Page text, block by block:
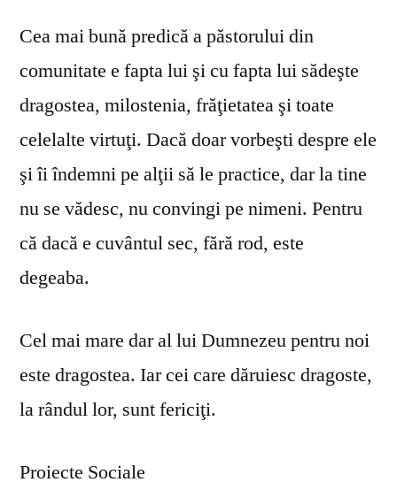
Cea mai bună predică a păstorului din
comunitate e fapta lui şi cu fapta lui sădeşte
dragostea, milostenia, frăţietatea şi toate
celelalte virtuţi. Dacă doar vorbeşti despre ele
şi îi îndemni pe alţii să le practice, dar la tine
nu se vă­desc, nu convingi pe nimeni. Pentru
că dacă e cuvântul sec, fără rod, este
degeaba.
Cel mai mare dar al lui Dumnezeu pentru noi
este dragostea. Iar cei care dăruiesc dragoste,
la rândul lor, sunt fericiţi.
Proiecte Sociale